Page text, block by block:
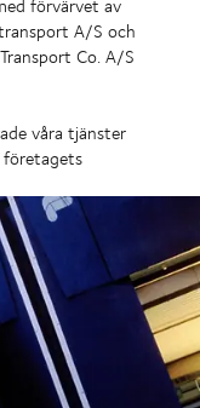
förvärvet av
A/S och
Co. A/S
våra tjänster